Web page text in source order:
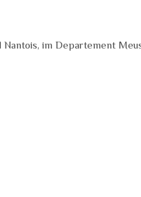
im Departement